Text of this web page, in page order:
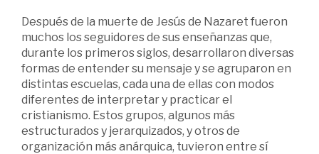
Después de la muerte de Jesús de Nazaret fueron
muchos los seguidores de sus enseñanzas que,
durante los primeros siglos, desarrollaron diversas
formas de entender su mensaje y se agruparon en
distintas escuelas, cada una de ellas con modos
diferentes de interpretar y practicar el
cristianismo. Estos grupos, algunos más
estructurados y jerarquizados, y otros de
organización más anárquica, tuvieron entre sí